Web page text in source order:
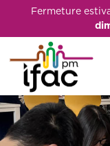
Fermeture